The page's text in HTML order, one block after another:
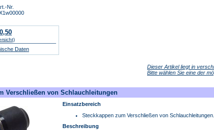
Nr.
Daten
Dieser Artikel liegt in
Bitte wählen Sie eine der
Verschließen von Schlauchleitungen
Einsatzbereich
Steckkappen zum Verschließen von Schlauchleitungen.
Beschreibung